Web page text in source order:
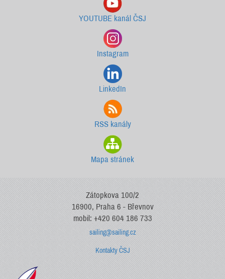
YOUTUBE kanál ČSJ
Instagram
LinkedIn
RSS kanály
Mapa stránek
Zátopkova 100/2
16900, Praha 6 - Břevnov
mobil: +420 604 186 733
sailing@sailing.cz
Kontakty ČSJ